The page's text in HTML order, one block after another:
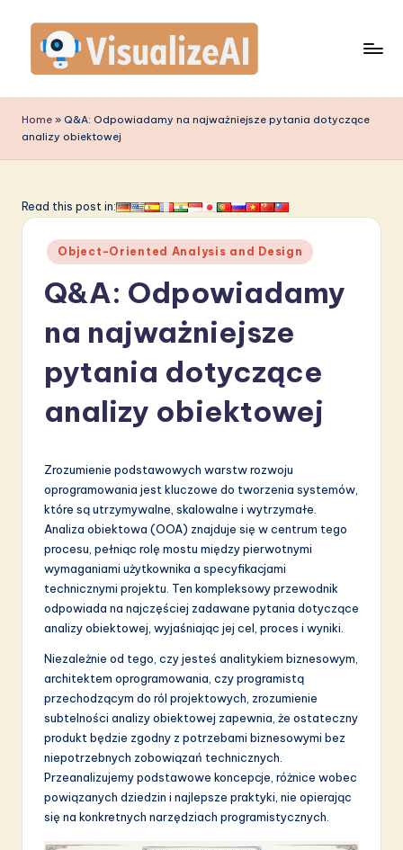
content
is
u
li
A
L
in
A
&
Home » Q&A: Odpowiadamy na najważniejsze pytania dotyczące
analizy obiektowej
Read this post in:
Posted
in
Object-Oriented Analysis and Design
Q&A: Odpowiadamy
na najważniejsze
pytania dotyczące
analizy obiektowej
Zrozumienie podstawowych warstw rozwoju
oprogramowania jest kluczowe do tworzenia systemów,
które są utrzymywalne, skalowalne i wytrzymałe.
Analiza obiektowa (OOA) znajduje się w centrum tego
procesu, pełniąc rolę mostu między pierwotnymi
wymaganiami użytkownika a specyfikacjami
technicznymi projektu. Ten kompleksowy przewodnik
odpowiada na najczęściej zadawane pytania dotyczące
analizy obiektowej, wyjaśniając jej cel, proces i wyniki.
Niezależnie od tego, czy jesteś analitykiem biznesowym,
architektem oprogramowania, czy programistą
przechodzącym do ról projektowych, zrozumienie
subtelności analizy obiektowej zapewnia, że ostateczny
produkt będzie zgodny z potrzebami biznesowymi bez
niepotrzebnych zobowiązań technicznych.
Przeanalizujemy podstawowe koncepcje, różnice wobec
powiązanych dziedzin i najlepsze praktyki, nie opierając
się na konkretnych narzędziach programistycznych.